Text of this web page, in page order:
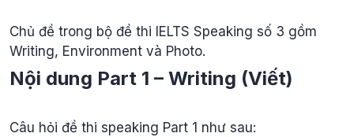
Chủ đề trong bộ đề thi IELTS Speaking số 3 gồm
Writing, Environment và Photo.
Nội dung Part 1 – Writing (Viết)
Câu hỏi đề thi speaking Part 1 như sau: